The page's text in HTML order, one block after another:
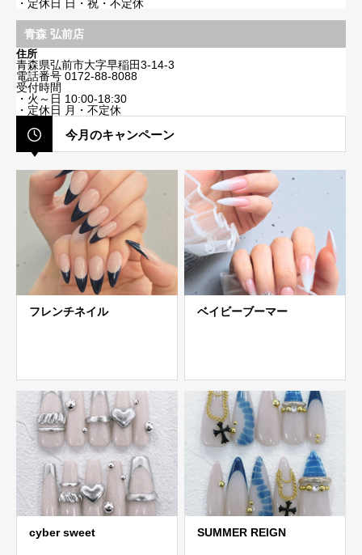
・定休日 日・祝・不定休
青森 弘前店
住所
青森県弘前市大字早稲田3-14-3
電話番号 0172-88-8088
受付時間
・火～日 10:00-18:30
・定休日 月・不定休
今月のキャンペーン
フレンチネイル ベイビーブーマー
cyber sweet SUMMER REIGN